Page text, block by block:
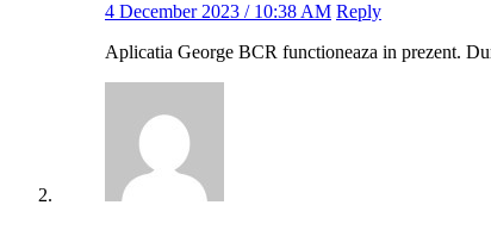
4 December 2023 / 10:38 AM Reply
Aplicatia George BCR functioneaza in prezent.